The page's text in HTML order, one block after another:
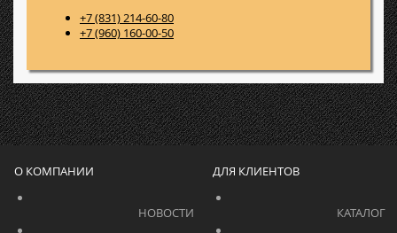
+7 (831) 214-60-80
+7 (960) 160-00-50
О КОМПАНИИ ДЛЯ КЛИЕНТОВ